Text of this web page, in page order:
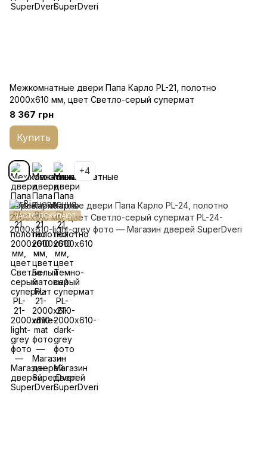
Межкомнатные двери Папа Карло PL-21, полотно
2000х610 мм, цвет Светло-серый супермат
8 367 грн
Купить
+4
ЧАСТО ПОКУПАЮТ